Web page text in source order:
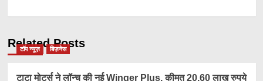
Related Posts
टॉप न्यूज़ बिज़नेस
टाटा मोटर्स ने लॉन्च की नई Winger Plus, कीमत 20.60 लाख रुपये